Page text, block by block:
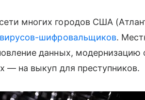
многих городов США
вирусов-шифровальщиков.
данных, модернизацию
— на выкуп для преступников.